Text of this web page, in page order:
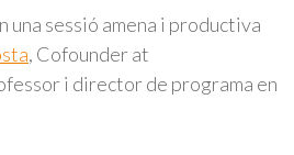
una sessió amena i productiva
, Cofounder at
i director de programa en